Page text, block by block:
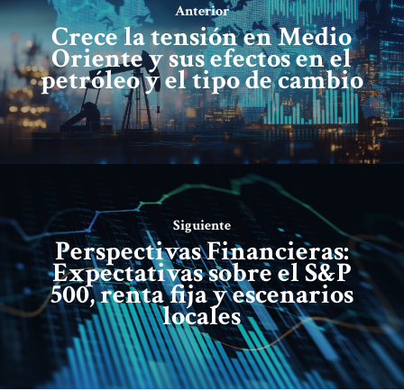
Anterior
Crece la tensión en Medio
Oriente y sus efectos en el
petróleo y el tipo de cambio
Siguiente
Perspectivas Financieras:
Expectativas sobre el S&P
500, renta fija y escenarios
locales